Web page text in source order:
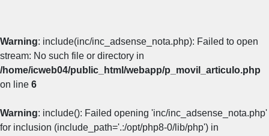
Warning: include(inc/inc_adsense_nota.php): Failed to open
stream: No such file or directory in
/home/icweb04/public_html/webapp/p_movil_articulo.php
on line 6
Warning: include(): Failed opening 'inc/inc_adsense_nota.php'
for inclusion (include_path='.:/opt/php8-0/lib/php') in